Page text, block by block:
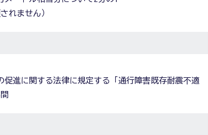
れません）
促進に関する法律に規定する「通行障害既存耐震不適